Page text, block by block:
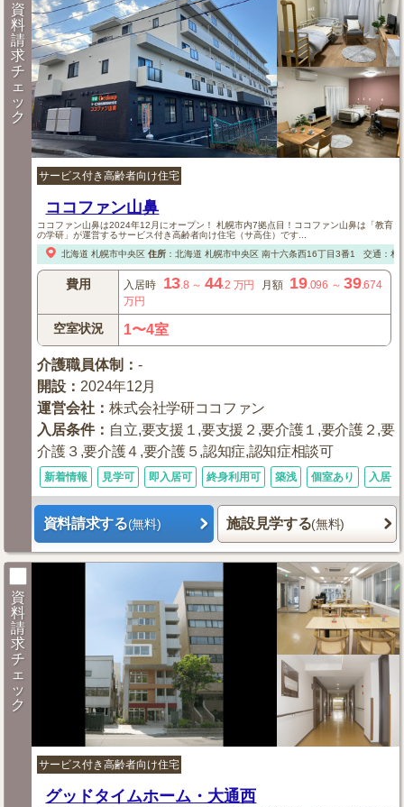
資
料
請
求
チ
ェ
ッ
ク
サービス付き高齢者向け住宅
ココファン山鼻
ココファン山鼻は2024年12月にオープン！ 札幌市内7拠点目！ココファン山鼻は「教育
の学研」が運営するサービス付き高齢者向け住宅（サ高住）です...
北海道 札幌市中央区 住所： 北海道 札幌市中央区 南十六条西16丁目3番1 交通：札
費用 入居時 13.8 ～ 44.2 万円 月額 19.096 ～39.674
万円
空室状況 1〜4室
介護職員体制 ：-
開設 ：2024年12月
運営会社 ：株式会社学研ココファン
入居条件： 自立,要支援１,要支援２,要介護１,要介護２,要
介護３,要介護４,要介護５,認知症,認知症相談可
新着情報 見学可 即入居可 終身利用可 築浅 個室あり 入居金
資料請求する(無料) 施設見学する(無料)
資
料
請
求
チ
ェ
ッ
ク
サービス付き高齢者向け住宅
グッドタイムホーム・大通西